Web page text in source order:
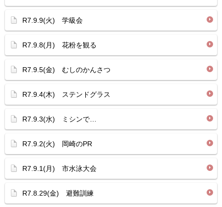
R7.9.9(火) 学級会
R7.9.8(月) 花粉を観る
R7.9.5(金) むしのかんさつ
R7.9.4(木) ステンドグラス
R7.9.3(水) ミシンで…
R7.9.2(火) 岡崎のPR
R7.9.1(月) 市水泳大会
R7.8.29(金) 避難訓練